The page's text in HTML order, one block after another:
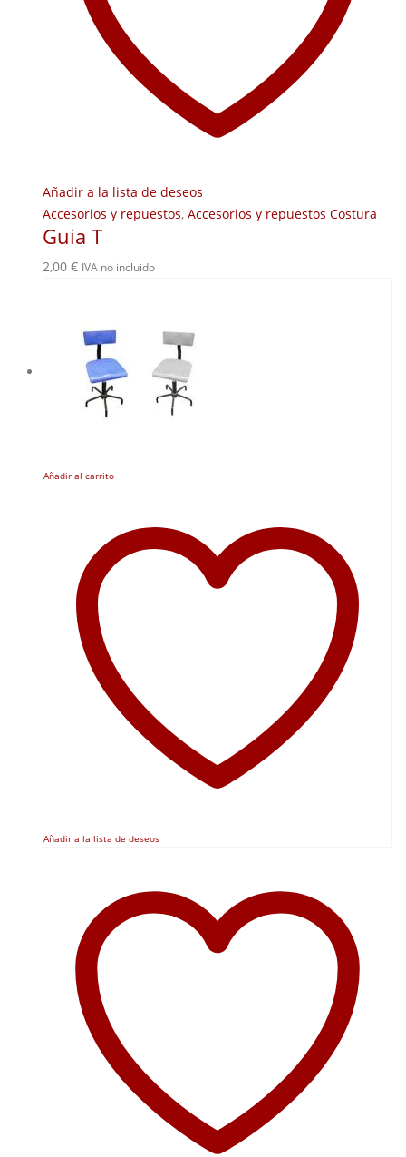
Añadir a la lista de deseos
Accesorios y repuestos, Accesorios y repuestos Costura
Guia T
2,00 € IVA no incluido
Añadir al carrito
Añadir a la lista de deseos